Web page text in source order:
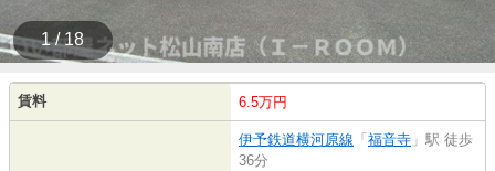
1 / 18
賃料 6.5万円
伊予鉄道横河原線 「 福音寺 」駅 徒歩
36分